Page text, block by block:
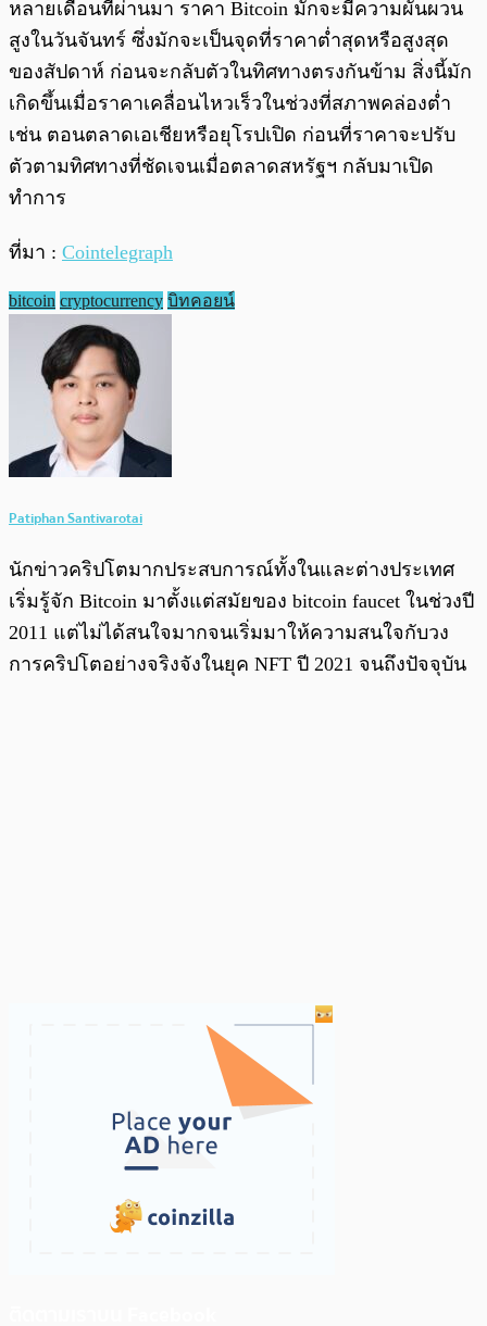
หลายเดือนที่ผ่านมา ราคา Bitcoin มักจะมีความผันผวน
สูงในวันจันทร์ ซึ่งมักจะเป็นจุดที่ราคาต่ำสุดหรือสูงสุด
ของสัปดาห์ ก่อนจะกลับตัวในทิศทางตรงกันข้าม สิ่งนี้มัก
เกิดขึ้นเมื่อราคาเคลื่อนไหวเร็วในช่วงที่สภาพคล่องต่ำ
เช่น ตอนตลาดเอเชียหรือยุโรปเปิด ก่อนที่ราคาจะปรับ
ตัวตามทิศทางที่ชัดเจนเมื่อตลาดสหรัฐฯ กลับมาเปิด
ทำการ
ที่มา : Cointelegraph
bitcoin cryptocurrency บิทคอยน์
Patiphan Santivarotai
นักข่าวคริปโตมากประสบการณ์ทั้งในและต่างประเทศ
เริ่มรู้จัก Bitcoin มาตั้งแต่สมัยของ bitcoin faucet ในช่วงปี
2011 แต่ไม่ได้สนใจมากจนเริ่มมาให้ความสนใจกับวง
การคริปโตอย่างจริงจังในยุค NFT ปี 2021 จนถึงปัจจุบัน